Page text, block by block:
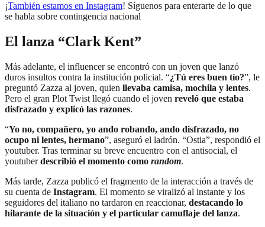
¡También estamos en Instagram! Síguenos para enterarte de lo que
se habla sobre contingencia nacional
El lanza “Clark Kent”
Más adelante, el influencer se encontró con un joven que lanzó
duros insultos contra la institución policial. “¿Tú eres buen tío?”, le
preguntó Zazza al joven, quien llevaba camisa, mochila y lentes.
Pero el gran Plot Twist llegó cuando el joven reveló que estaba
disfrazado y explicó las razones.
“Yo no, compañero, yo ando robando, ando disfrazado, no
ocupo ni lentes, hermano”, aseguró el ladrón. “Ostia”, respondió el
youtuber. Tras terminar su breve encuentro con el antisocial, el
youtuberdescribió el momento como random.
Más tarde, Zazza publicó el fragmento de la interacción a través de
su cuenta de Instagram. El momento se viralizó al instante y los
seguidores del italiano no tardaron en reaccionar, destacando lo
hilarante de la situación y el particular camuflaje del lanza.